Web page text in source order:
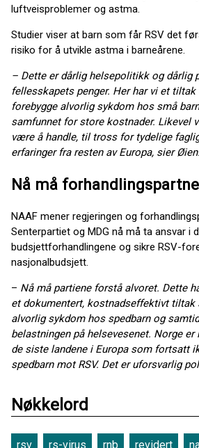
luftveisproblemer og astma.
Studier viser at barn som får RSV det
risiko for å utvikle astma i barneårene.
– Dette er dårlig helsepolitikk og dårlig
fellesskapets penger. Her har vi et tiltak
forebygge alvorlig sykdom hos små
samfunnet for store kostnader. Likevel
være å handle, til tross for tydelige
erfaringer fra resten av Europa, sier Øien.
Nå må
NAAF mener regjeringen og
Senterpartiet og MDG nå må ta ansvar i
budsjettforhandlingene og sikre RSV-
nasjonalbudsjett.
– Nå må partiene forstå alvoret. Dette
et dokumentert, kostnadseffektivt tiltak
alvorlig sykdom hos spedbarn og
belastningen på helsevesenet. Norge er
de siste landene i Europa som fortsatt
spedbarn mot RSV. Det er uforsvarlig
Nøkkelord
rsv rs-virus rnb revidert